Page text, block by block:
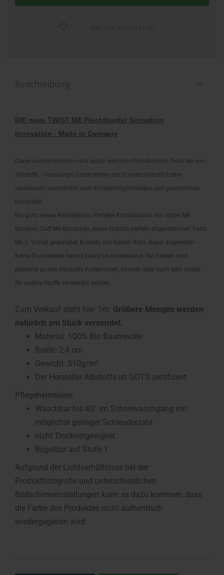
DIE neue TWIST ME Flechtkordel Sensation
Innovation - Made in Germany
Diese wunderschönen und super weichen Flechtkordeln Twist Me von
Albstoffe - Hamburger Liebe bieten durch unterschiedlichsten
Variationen unendliche viele Einsatzmöglichkeiten und grenzenlose
Kreativität.
Ein ganz neues Näherlebnis: Perfekte Kombination von Stripe ME
Bändern, Cuff Me Bündchen, sowie farblich perfekt abgestimmten Twist
Me´s. Vorteil gegenüber Kordeln mit festem Kern: Super angenehm -
Keine Druckstellen beim Einsatz im Hosenbund. Die Farben sind
passend zu den Albstoffe Kollektionen, können aber auch sehr schön
für andere Stoffe verwendet werden.
Zum Verkauf steht hier 1m. Größere Mengen werden
natürlich am Stück versendet.
Material: 100% Bio Baumwolle
Breite: 2,4 cm
Gewicht: 510g/m²
Der Hersteller Albstoffe ist GOTS zertifiziert
Pflegeheinweise:
Waschbar bis 40° im Schonwaschgang mit
möglichst geringer Schleuderzahl
nicht Trocknergeeignet
Bügelbar auf Stufe 1
Aufgrund der Lichtverhältnisse bei der
Produktfotografie und unterschiedlichen
Bildschirmeinstellungen kann es dazu kommen, dass
die Farbe des Produktes nicht authentisch
wiedergegeben wird